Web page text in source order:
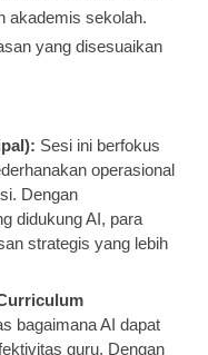
akademis sekolah.
yang disesuaikan
Sesi ini berfokus
operasional
Dengan
didukung AI, para
strategis yang lebih
bagaimana AI dapat
guru. Dengan